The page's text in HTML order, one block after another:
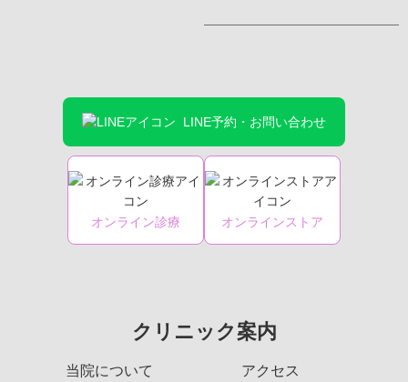
LINE予約・お問い合わせ
オンライン診療 オンラインストア
クリニック案内
当院について
アクセス